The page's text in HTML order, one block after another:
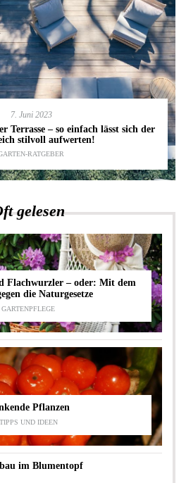
7. Juni 2023
Terrasse – so einfach lässt sich der
stilvoll aufwerten!
RATGEBER
gelesen
Flachwurzler – oder: Mit dem
die Naturgesetze
GARTENPFLEGE
Pflanzen
TIPPS UND IDEEN
im Blumentopf